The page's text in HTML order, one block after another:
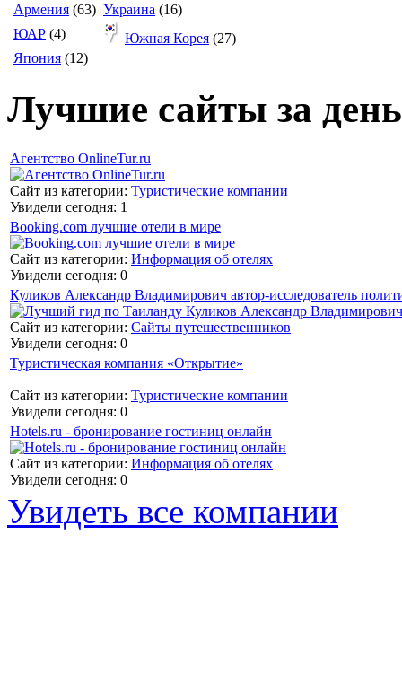
Армения (63) Украина (16)
ЮАР (4) Южная Корея (27)
Япония (12)
Лучшие сайты за день
Агентство OnlineTur.ru
Сайт из категории: Туристические компании
Увидели сегодня: 1
Booking.com лучшие отели в мире
Сайт из категории: Информация об отелях
Увидели сегодня: 0
Куликов Александр Владимирович автор-исследователь
Сайт из категории: Сайты путешественников
Увидели сегодня: 0
Туристическая компания «Открытие»
Сайт из категории: Туристические компании
Увидели сегодня: 0
Hotels.ru - бронирование гостиниц онлайн
Сайт из категории: Информация об отелях
Увидели сегодня: 0
Увидеть все компании